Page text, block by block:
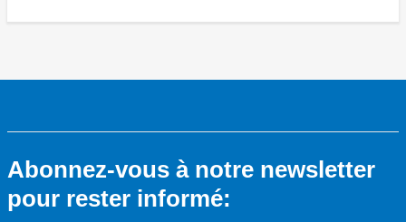
Abonnez-vous à notre newsletter
pour rester informé: